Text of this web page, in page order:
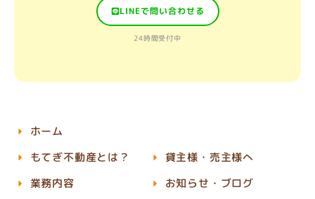
LINEで問い合わせる
24時間受付中
ホーム
もてぎ不動産とは？
業務内容
貸主様・売主様へ
お知らせ・ブログ